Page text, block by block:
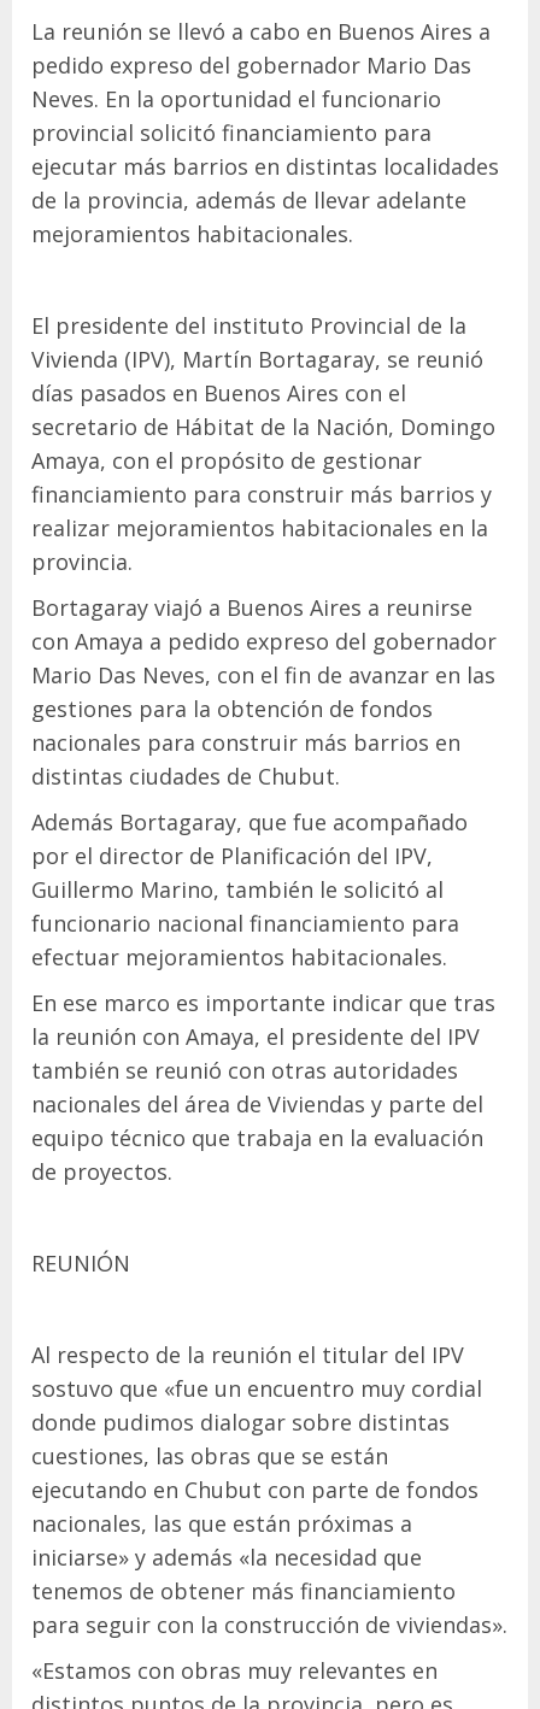
La reunión se llevó a cabo en Buenos Aires a
pedido expreso del gobernador Mario Das
Neves. En la oportunidad el funcionario
provincial solicitó financiamiento para
ejecutar más barrios en distintas localidades
de la provincia, además de llevar adelante
mejoramientos habitacionales.
El presidente del instituto Provincial de la
Vivienda (IPV), Martín Bortagaray, se reunió
días pasados en Buenos Aires con el
secretario de Hábitat de la Nación, Domingo
Amaya, con el propósito de gestionar
financiamiento para construir más barrios y
realizar mejoramientos habitacionales en la
provincia.
Bortagaray viajó a Buenos Aires a reunirse
con Amaya a pedido expreso del gobernador
Mario Das Neves, con el fin de avanzar en las
gestiones para la obtención de fondos
nacionales para construir más barrios en
distintas ciudades de Chubut.
Además Bortagaray, que fue acompañado
por el director de Planificación del IPV,
Guillermo Marino, también le solicitó al
funcionario nacional financiamiento para
efectuar mejoramientos habitacionales.
En ese marco es importante indicar que tras
la reunión con Amaya, el presidente del IPV
también se reunió con otras autoridades
nacionales del área de Viviendas y parte del
equipo técnico que trabaja en la evaluación
de proyectos.
REUNIÓN
Al respecto de la reunión el titular del IPV
sostuvo que «fue un encuentro muy cordial
donde pudimos dialogar sobre distintas
cuestiones, las obras que se están
ejecutando en Chubut con parte de fondos
nacionales, las que están próximas a
iniciarse» y además «la necesidad que
tenemos de obtener más financiamiento
para seguir con la construcción de viviendas».
«Estamos con obras muy relevantes en